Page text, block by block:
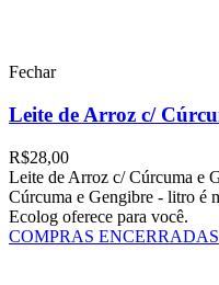
Fechar
Leite de Arroz c/
R$28,00
Leite de Arroz c/ Cúrcuma e
Cúrcuma e Gengibre - litro é
Ecolog oferece para você.
COMPRAS ENCERRADAS